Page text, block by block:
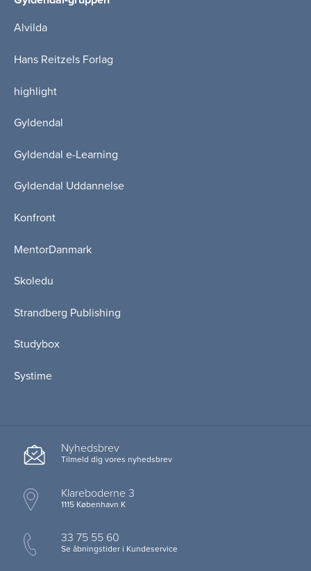
Alvilda
Hans Reitzels Forlag
highlight
Gyldendal
Gyldendal e-Learning
Gyldendal Uddannelse
Konfront
MentorDanmark
Skoledu
Strandberg Publishing
Studybox
Systime
Nyhedsbrev
Tilmeld dig vores nyhedsbrev
Klareboderne 3
1115 København K
33 75 55 60
Se åbningstider i Kundeservice